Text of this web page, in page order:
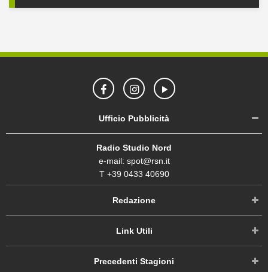
Ufficio Pubblicità
Radio Studio Nord
e-mail: spot@rsn.it
T +39 0433 40690
Redazione
Link Utili
Precedenti Stagioni